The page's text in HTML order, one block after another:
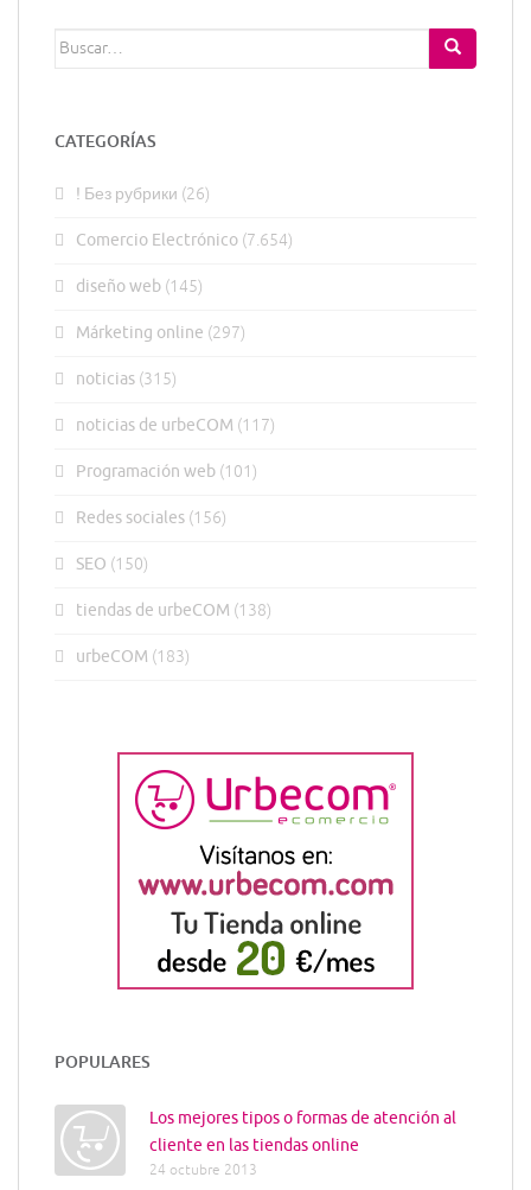
Buscar:
CATEGORÍAS
! Без рубрики (26)
Comercio Electrónico (7.654)
diseño web (145)
Márketing online (297)
noticias (315)
noticias de urbeCOM (117)
Programación web (101)
Redes sociales (156)
SEO (150)
tiendas de urbeCOM (138)
urbeCOM (183)
POPULARES
Los mejores tipos o formas de atención al
cliente en las tiendas online
24 octubre 2013